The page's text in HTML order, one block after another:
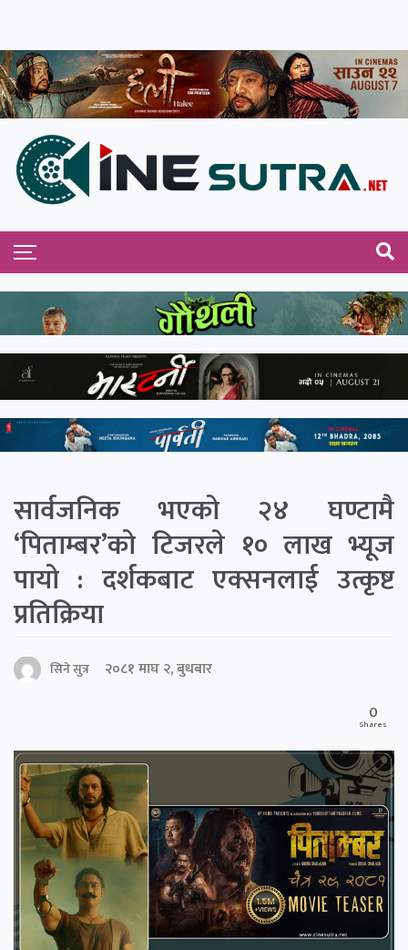
सार्वजनिक भएको २४ घण्टामै
‘पिताम्बर’को टिजरले १० लाख भ्यूज
पायो : दर्शकबाट एक्सनलाई उत्कृष्ट
प्रतिक्रिया
सिने सुत्र
२०८१ माघ २, बुधबार
0
Shares